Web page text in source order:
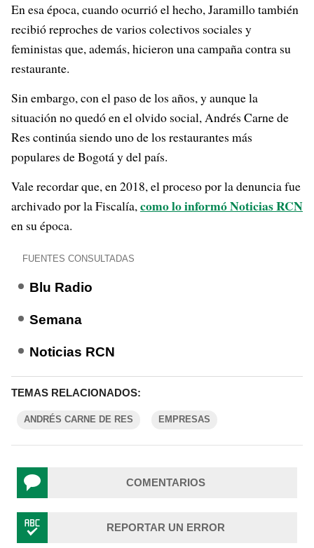
En esa época, cuando ocurrió el hecho, Jaramillo también
recibió reproches de varios colectivos sociales y
feministas que, además, hicieron una campaña contra su
restaurante.
Sin embargo, con el paso de los años, y aunque la
situación no quedó en el olvido social, Andrés Carne de
Res continúa siendo uno de los restaurantes más
populares de Bogotá y del país.
Vale recordar que, en 2018, el proceso por la denuncia fue
archivado por la Fiscalía,como lo informó Noticias RCN
en su época.
FUENTES CONSULTADAS
Blu Radio
Semana
Noticias RCN
TEMAS RELACIONADOS:
ANDRÉS CARNE DE RES EMPRESAS
COMENTARIOS
REPORTAR UN ERROR